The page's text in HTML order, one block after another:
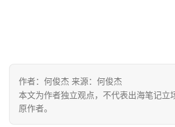
作者：何俊杰 来源：何俊杰
本文为作者独立观点，不代表出海笔记立
原作者。